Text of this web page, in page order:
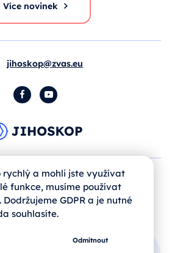
Více novinek
jihoskop@zvas.eu
FacebookYouTube
uživatele
rychlý a mohli jste využívat
funkce, musíme používat
Dodržujeme GDPR a je nutné
souhlasíte.
Odmítnout